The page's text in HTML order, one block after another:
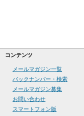
コンテンツ
メールマガジン一覧
バックナンバー・検索
メールマガジン募集
お問い合わせ
スマートフォン版